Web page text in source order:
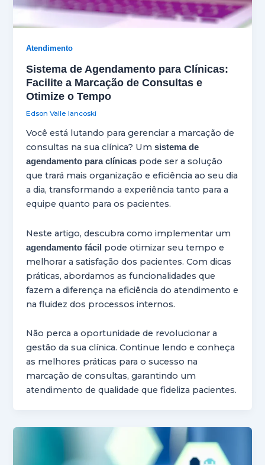
Atendimento
Sistema de Agendamento para Clínicas:
Facilite a Marcação de Consultas e
Otimize o Tempo
Edson Valle Iancoski
Você está lutando para gerenciar a marcação de
consultas na sua clínica? Umsistema de
agendamento para clínicas pode ser a solução
que trará mais organização e eficiência ao seu dia
a dia, transformando a experiência tanto para a
equipe quanto para os pacientes.
Neste artigo, descubra como implementar um
agendamento fácil
pode otimizar seu tempo e
melhorar a satisfação dos pacientes. Com dicas
práticas, abordamos as funcionalidades que
fazem a diferença na eficiência do atendimento e
na fluidez dos processos internos.
Não perca a oportunidade de revolucionar a
gestão da sua clínica. Continue lendo e conheça
as melhores práticas para o sucesso na
marcação de consultas, garantindo um
atendimento de qualidade que fideliza pacientes.